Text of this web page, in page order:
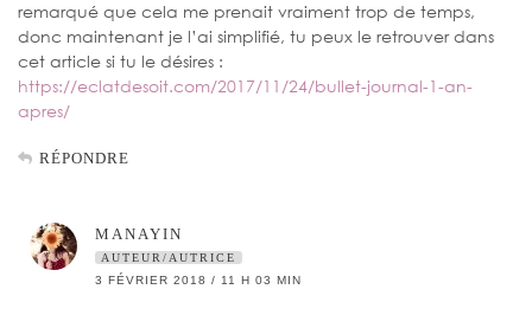
remarqué que cela me prenait vraiment trop de temps,
donc maintenant je l’ai simplifié, tu peux le retrouver dans
cet article si tu le désires :
https://eclatdesoit.com/2017/11/24/bullet-journal-1-an-
apres/
RÉPONDRE
MANAYIN
AUTEUR/AUTRICE
3 FÉVRIER 2018 / 11 H 03 MIN